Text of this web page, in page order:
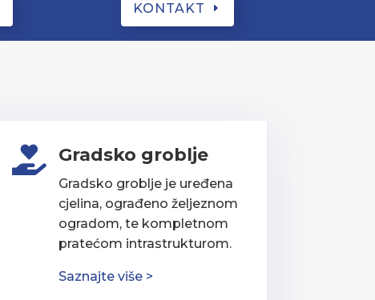
KONTAKT
 Gradsko groblje
Gradsko groblje je uređena
cjelina, ograđeno željeznom
ogradom, te kompletnom
pratećom intrastrukturom.
Saznajte više >